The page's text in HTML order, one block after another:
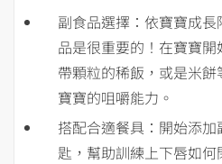
副食品選擇：依寶寶成
品是很重要的！在寶寶
帶顆粒的稀飯，或是米
寶寶的咀嚼能力。
搭配合適餐具：開始添
匙，幫助訓練上下唇如